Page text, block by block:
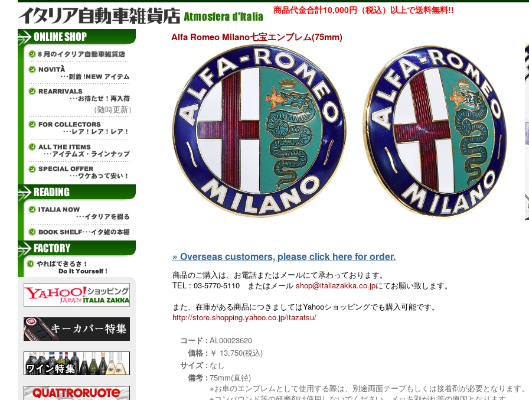
商品代金合計10,000円（税込）以上で送料無料!!
（随時更新）
Alfa Romeo Milano七宝エンブレム(75mm)
» Overseas customers, please click here for order.
商品のご購入は、お電話またはメールにて承わっております。
TEL : 03-5770-5110 またはメール shop@italiazakka.co.jpにてお願い致します。
また、在庫がある商品につきましてはYahooショッピングでも購入可能です。
http://store.shopping.yahoo.co.jp/itazatsu/
コード : AL00023620
価格 : ￥ 13,750(税込)
サイズ : なし
備考 : 75mm(直径)
※お車のエンブレムとして使用する際は、別途両面テープもしくは接着剤が必要となります。